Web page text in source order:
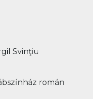
Svinţiu
román